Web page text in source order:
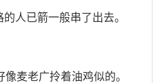
人已箭一般串了出去。
麦老广拎着油鸡似的。